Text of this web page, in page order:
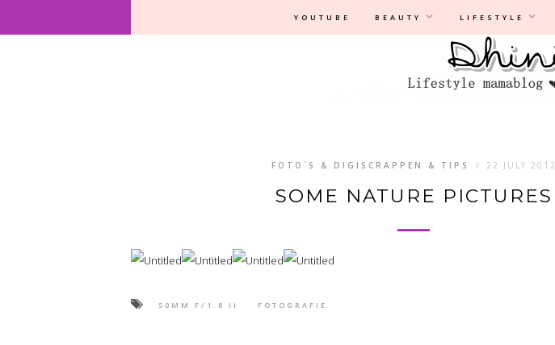
YOUTUBE BEAUTY LIFESTYLE
Privacyverklaring
FOTO`S & DIGISCRAPPEN & TIPS / 22 JULY 2012
SOME NATURE PICTURES
50MM F/1.8 II FOTOGRAFIE